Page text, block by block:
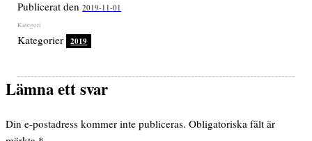
Publicerat den2019-11-01
Kategorier 2019
Lämna ett svar
Din e-postadress kommer inte publiceras. Obligatoriska fält är